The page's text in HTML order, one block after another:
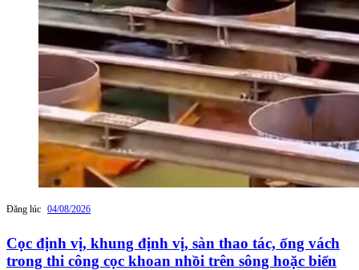
Đăng lúc 04/08/2026
Cọc định vị, khung định vị, sàn thao tác, ống vách
trong thi công cọc khoan nhồi trên sông hoặc biển